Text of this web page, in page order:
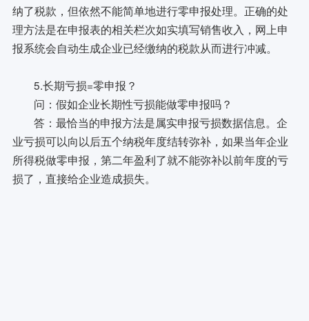
纳了税款，但依然不能简单地进行零申报处理。正确的处
理方法是在申报表的相关栏次如实填写销售收入，网上申
报系统会自动生成企业已经缴纳的税款从而进行冲减。
5.长期亏损=零申报？
问：假如企业长期性亏损能做零申报吗？
答：最恰当的申报方法是属实申报亏损数据信息。企
业亏损可以向以后五个纳税年度结转弥补，如果当年企业
所得税做零申报，第二年盈利了就不能弥补以前年度的亏
损了，直接给企业造成损失。